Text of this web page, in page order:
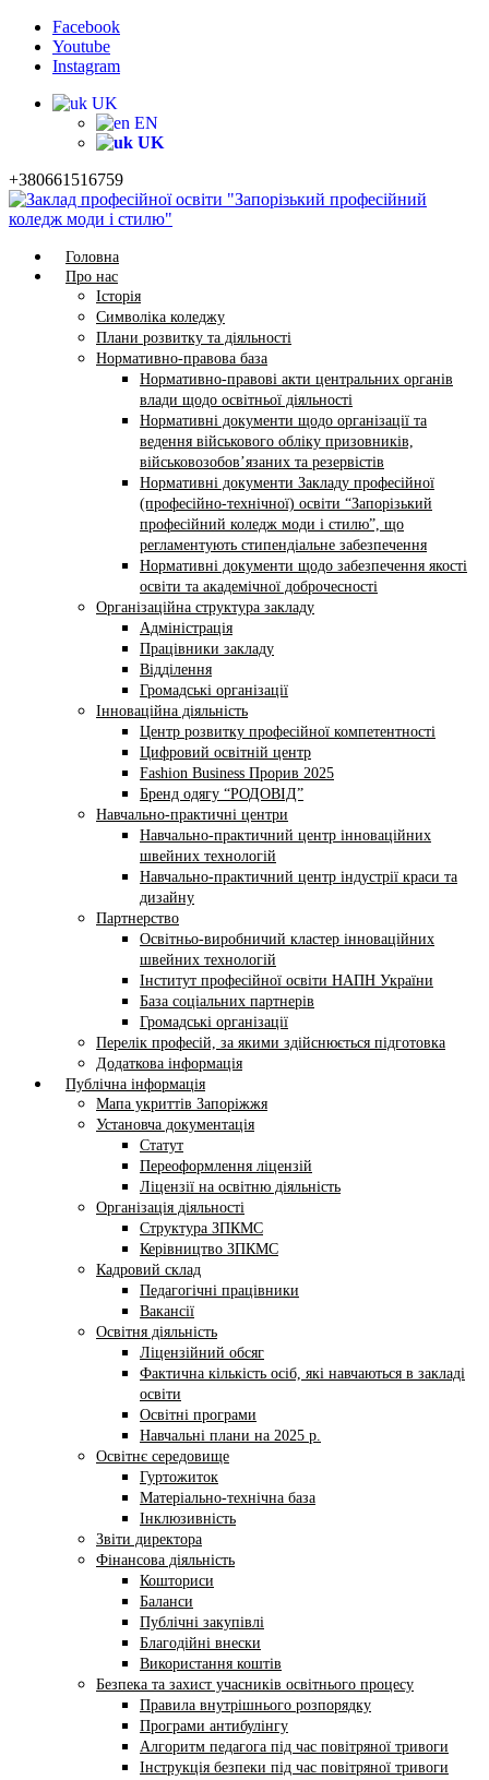
Facebook
Youtube
Instagram
UK
EN
UK
+380661516759
Головна
Про нас
Історія
Символіка коледжу
Плани розвитку та діяльності
Нормативно-правова база
Нормативно-правові акти центральних органів
влади щодо освітньої діяльності
Нормативні документи щодо організації та
ведення військового обліку призовників,
військовозобов’язаних та резервістів
Нормативні документи Закладу професійної
(професійно-технічної) освіти “Запорізький
професійний коледж моди і стилю”, що
регламентують стипендіальне забезпечення
Нормативні документи щодо забезпечення якості
освіти та академічної доброчесності
Організаційна структура закладу
Адміністрація
Працівники закладу
Відділення
Громадські організації
Інноваційна діяльність
Центр розвитку професійної компетентності
Цифровий освітній центр
Fashion Business Прорив 2025
Бренд одягу “РОДОВІД”
Навчально-практичні центри
Навчально-практичний центр інноваційних
швейних технологій
Навчально-практичний центр індустрії краси та
дизайну
Партнерство
Освітньо-виробничий кластер інноваційних
швейних технологій
Інститут професійної освіти НАПН України
База соціальних партнерів
Громадські організації
Перелік професій, за якими здійснюється підготовка
Додаткова інформація
Публічна інформація
Мапа укриттів Запоріжжя
Установча документація
Статут
Переоформлення ліцензій
Ліцензії на освітню діяльність
Організація діяльності
Структура ЗПКМС
Керівництво ЗПКМС
Кадровий склад
Педагогічні працівники
Вакансії
Освітня діяльність
Ліцензійний обсяг
Фактична кількість осіб, які навчаються в закладі
освіти
Освітні програми
Навчальні плани на 2025 р.
Освітнє середовище
Гуртожиток
Матеріально-технічна база
Інклюзивність
Звіти директора
Фінансова діяльність
Кошториси
Баланси
Публічні закупівлі
Благодійні внески
Використання коштів
Безпека та захист учасників освітнього процесу
Правила внутрішнього розпорядку
Програми антибулінгу
Алгоритм педагога під час повітряної тривоги
Інструкція безпеки під час повітряної тривоги